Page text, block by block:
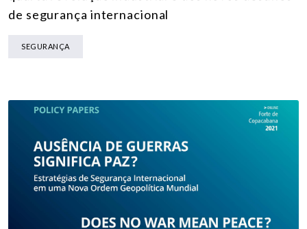
de segurança internacional
SEGURANÇA